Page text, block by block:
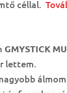
céllal.
GMYSTICK
lettem.